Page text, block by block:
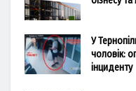
У
чоловік:
інциденту